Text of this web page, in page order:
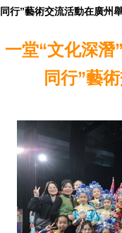
同行”藝術交流活動在廣州
一堂“文化深潛
同行”藝